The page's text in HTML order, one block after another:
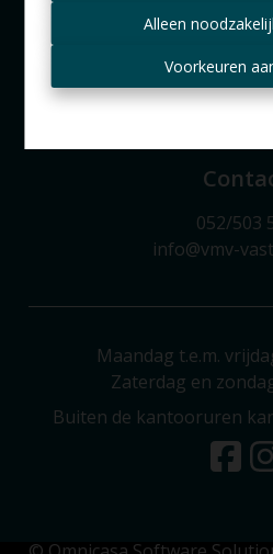
Alleen
Voorkeuren
052/503
info@vmv-
Maandag t.e.m.
Zaterdag en
Buiten de kantooruren
Ontvang